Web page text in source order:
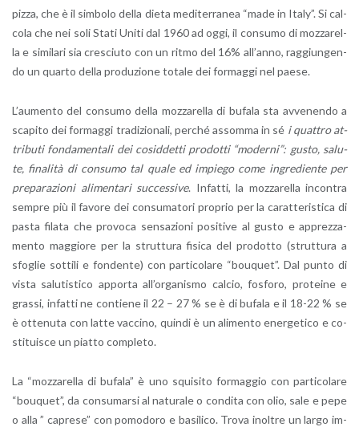
pizza, che è il sim­bo­lo della dieta me­di­ter­ra­nea “made in Italy”. Si cal­
co­la che nei soli Stati Uniti dal 1960 ad oggi, il con­su­mo di moz­za­rel­
la e si­mi­la­ri sia cre­sciu­to con un ritmo del 16% al­l’an­no, rag­giun­gen­
do un quar­to della pro­du­zio­ne to­ta­le dei for­mag­gi nel paese.
L’au­men­to del con­su­mo della moz­za­rel­la di bu­fa­la sta av­ve­nen­do a
sca­pi­to dei for­mag­gi tra­di­zio­na­li, per­ché as­som­ma in sé i quat­tro at­
tri­bu­ti fon­da­men­ta­li dei co­sid­det­ti pro­dot­ti “mo­der­ni”: gusto, sa­lu­
te, fi­na­li­tà di con­su­mo tal quale ed im­pie­go come in­gre­dien­te per
pre­pa­ra­zio­ni ali­men­ta­ri suc­ces­si­ve. In­fat­ti, la moz­za­rel­la in­con­tra
sem­pre più il fa­vo­re dei con­su­ma­to­ri pro­prio per la ca­rat­te­ri­sti­ca di
pasta fi­la­ta che pro­vo­ca sen­sa­zio­ni po­si­ti­ve al gusto e ap­prez­za­
men­to mag­gio­re per la strut­tu­ra fi­si­ca del pro­dot­to (strut­tu­ra a
sfo­glie sot­ti­li e fon­den­te) con par­ti­co­la­re “bou­quet”. Dal punto di
vista sa­lu­ti­sti­co ap­por­ta al­l’or­ga­ni­smo cal­cio, fo­sfo­ro, pro­tei­ne e
gras­si, in­fat­ti ne con­tie­ne il 22 – 27 % se è di bu­fa­la e il 18-22 % se
è ot­te­nu­ta con latte vac­ci­no, quin­di è un ali­men­to ener­ge­ti­co e co­
sti­tui­sce un piat­to com­ple­to.
La “moz­za­rel­la di bu­fa­la” è uno squi­si­to for­mag­gio con par­ti­co­la­re
“bou­quet”, da con­su­mar­si al na­tu­ra­le o con­di­ta con olio, sale e pepe
o alla ” ca­pre­se” con po­mo­do­ro e ba­si­li­co. Trova inol­tre un largo im­